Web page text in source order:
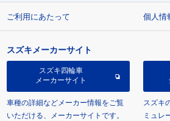
ご利用にあたって 個人情
スズキメーカーサイト
スズキ四輪車
メーカーサイト
車種の詳細などメーカー情報をご覧
いただける、メーカーサイトです。
スズキ
ミュレ